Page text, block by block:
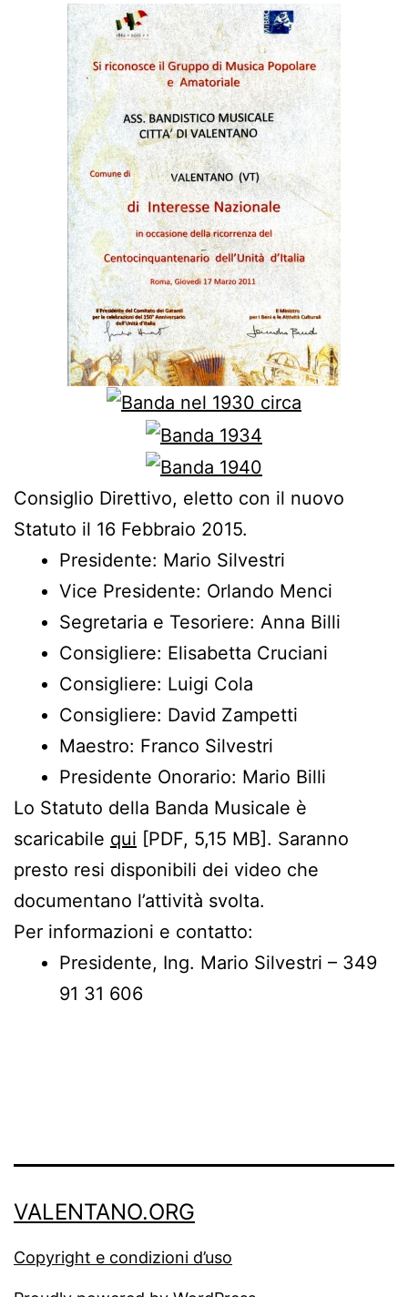
Consiglio Direttivo, eletto con il nuovo
Statuto il 16 Febbraio 2015.
Presidente: Mario Silvestri
Vice Presidente: Orlando Menci
Segretaria e Tesoriere: Anna Billi
Consigliere: Elisabetta Cruciani
Consigliere: Luigi Cola
Consigliere: David Zampetti
Maestro: Franco Silvestri
Presidente Onorario: Mario Billi
Lo Statuto della Banda Musicale è
scaricabile qui [PDF, 5,15 MB]. Saranno
presto resi disponibili dei video che
documentano l’attività svolta.
Per informazioni e contatto:
Presidente, Ing. Mario Silvestri – 349
91 31 606
VALENTANO.ORG
Copyright e condizioni d’uso